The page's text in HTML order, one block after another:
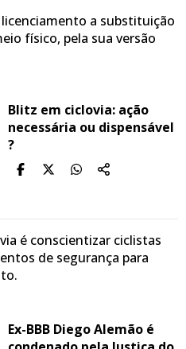
a substituição
físico, pela sua versão
Blitz em ciclovia: ação
necessária ou dispensável
?
é conscientizar ciclistas
de segurança para
Ex-BBB Diego Alemão é